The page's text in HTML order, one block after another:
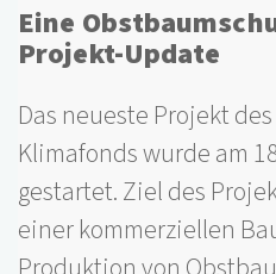
Eine
Projekt-Update
Das neueste Projekt
Klimafonds wurde am
gestartet. Ziel des
einer kommerziellen